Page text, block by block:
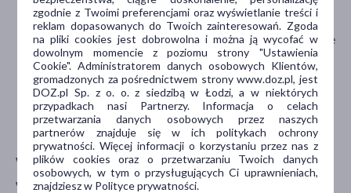
Odbiór w aptece
Cena
zł – zł
Marka
4Lacti(1)
przewijanie – to akcesoria potrzebne do zmiany
pieluszki: pampersy, przewijaki i specjalne zapachowe
woreczki na odpady;
zdrowie – ta sekcja dotyczy produktów potrzebnych
do zapewnienia maluszkowi komfortu i dbania o jego
dobre samopoczucie, m.in. aspiratory i termometry.
Wszystkie produkty dla dzieci, wchodzące w skład
wyszczególnionych kategorii, spełniają wymagania
zgodnie z Twoimi preferencjami oraz wyświetlanie treści i
reklam dopasowanych do Twoich zainteresowań. Zgoda
na pliki cookies jest dobrowolna i można ją wycofać w
dowolnym momencie z poziomu strony "Ustawienia
Cookie". Administratorem danych osobowych Klientów,
gromadzonych za pośrednictwem strony www.doz.pl, jest
DOZ.pl Sp. z o. o. z siedzibą w Łodzi, a w niektórych
przypadkach nasi Partnerzy. Informacja o celach
przetwarzania danych osobowych przez naszych
partnerów znajduje się w ich politykach ochrony
prywatności. Więcej informacji o korzystaniu przez nas z
plików cookies oraz o przetwarzaniu Twoich danych
osobowych, w tym o przysługujących Ci uprawnieniach,
znajdziesz w Polityce prywatności.